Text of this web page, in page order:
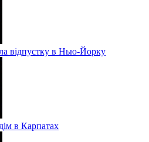
відпустку в Нью-Йорку
в Карпатах